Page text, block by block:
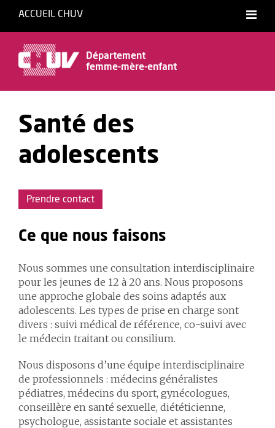
ACCUEIL CHUV
Département
femme-mère-enfant
Santé des
adolescents
Prendre contact
Ce que nous faisons
Nous sommes une consultation interdisciplinaire
pour les jeunes de 12 à 20 ans. Nous proposons
une approche globale des soins adaptés aux
adolescents. Les types de prise en charge sont
divers : suivi médical de référence, co-suivi avec
le médecin traitant ou consilium.
Nous disposons d’une équipe interdisciplinaire
de professionnels : médecins généralistes
pédiatres, médecins du sport, gynécologues,
conseillère en santé sexuelle, diététicienne,
psychologue, assistante sociale et assistantes